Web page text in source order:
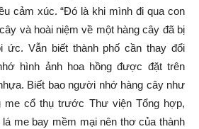
cảm xúc. “Đó là khi mình đi qua con
và hoài niệm về một hàng cây đã bị
ức. Vẫn biết thành phố cần thay đổi
hình ảnh hoa hồng được đặt trên
Biết bao người nhớ hàng cây như
me cổ thụ trước Thư viện Tổng hợp,
me bay mềm mại nên thơ của thành